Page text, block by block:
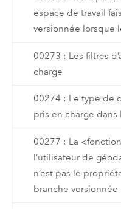
espace de travail
versionnée lorsque
00273 : Les filtres
charge
00274 : Le type de
pris en charge dans
00277 : La
l’utilisateur de
n’est pas le
branche versionnée